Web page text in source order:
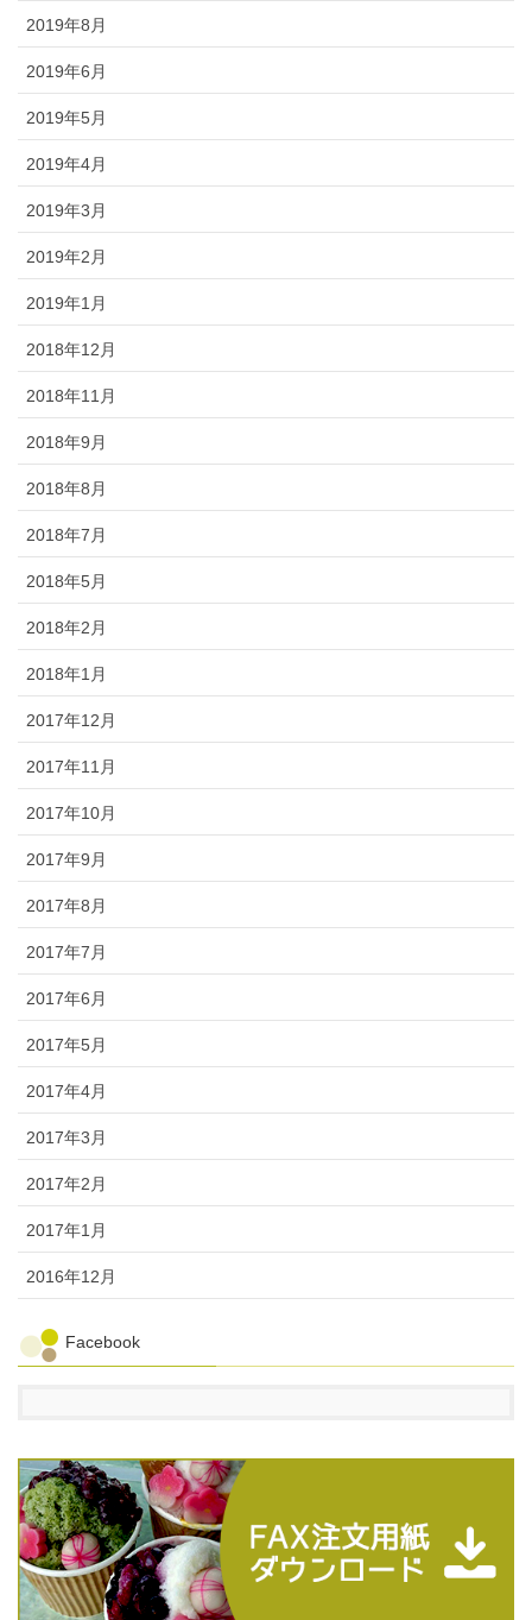
2019年8月
2019年6月
2019年5月
2019年4月
2019年3月
2019年2月
2019年1月
2018年12月
2018年11月
2018年9月
2018年8月
2018年7月
2018年5月
2018年2月
2018年1月
2017年12月
2017年11月
2017年10月
2017年9月
2017年8月
2017年7月
2017年6月
2017年5月
2017年4月
2017年3月
2017年2月
2017年1月
2016年12月
Facebook